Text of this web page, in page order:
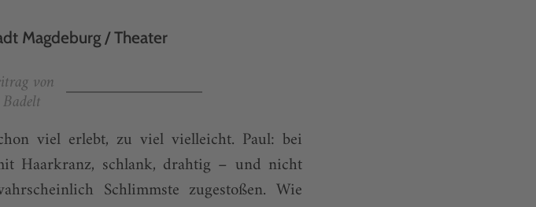
Magdeburg / Theater
von
viel erlebt, zu viel vielleicht. Paul: bei
Haarkranz, schlank, drahtig – und nicht
Schlimmste zugestoßen. Wie